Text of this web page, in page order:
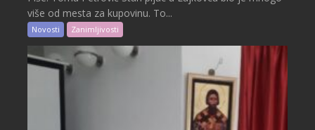
više od mesta za kupovinu. To...
Novosti Zanimljivosti